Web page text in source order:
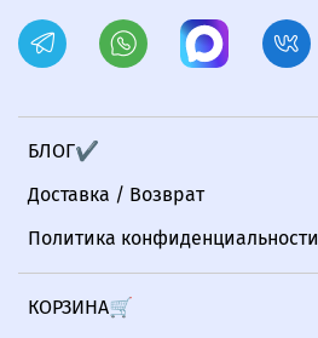
БЛОГ✔
Доставка / Возврат
Политика конфиденциальности
КОРЗИНА🛒